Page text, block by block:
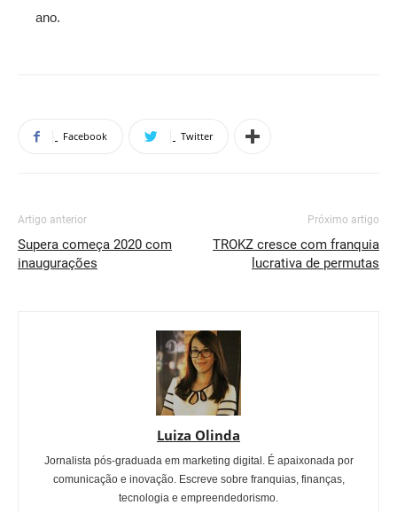
ano.
Facebook Twitter
Artigo anterior
Supera começa 2020 com
inaugurações
Próximo artigo
TROKZ cresce com franquia
lucrativa de permutas
Luiza Olinda
Jornalista pós-graduada em marketing digital. É apaixonada por
comunicação e inovação. Escreve sobre franquias, finanças,
tecnologia e empreendedorismo.